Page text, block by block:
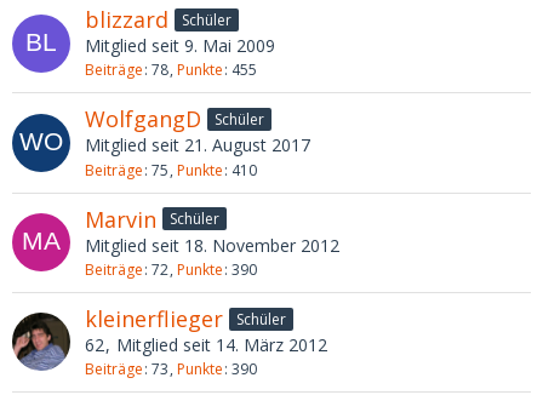
blizzard Schüler
Mitglied seit 9. Mai 2009
Beiträge 78 Punkte 455
WolfgangD Schüler
Mitglied seit 21. August 2017
Beiträge 75 Punkte 410
Marvin Schüler
Mitglied seit 18. November 2012
Beiträge 72 Punkte 390
kleinerflieger Schüler
62 Mitglied seit 14. März 2012
Beiträge 73 Punkte 390